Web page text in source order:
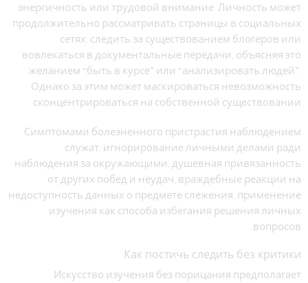
энергичность или трудовой внимание. Личность может
продолжительно рассматривать страницы в социальных
сетях, следить за существованием блогеров или
вовлекаться в документальные передачи, объясняя это
желанием “быть в курсе” или “анализировать людей”.
Однако за этим может маскироваться невозможность
сконцентрироваться на собственной существовании.
Симптомами болезненного пристрастия наблюдением
служат: игнорирование личными делами ради
наблюдения за окружающими, душевная привязанность
от других побед и неудач, враждебные реакции на
недоступность данных о предмете слежения, применение
изучения как способа избегания решения личных
вопросов.
Как постичь следить без критики
Искусство изучения без порицания предполагает